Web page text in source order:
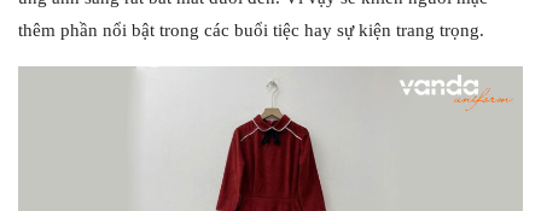
thêm phần nổi bật trong các buổi tiệc hay sự kiện trang trọng.